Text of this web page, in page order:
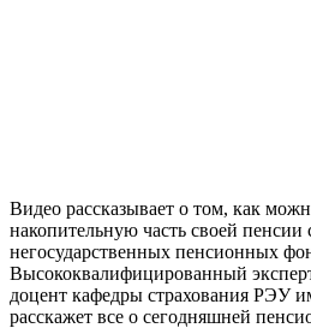
Видео рассказывает о том, как
накопительную часть своей
негосударственных пенсионных
Высококвалифицированный
доцент кафедры страхования РЭУ
расскажет все о сегодняшней